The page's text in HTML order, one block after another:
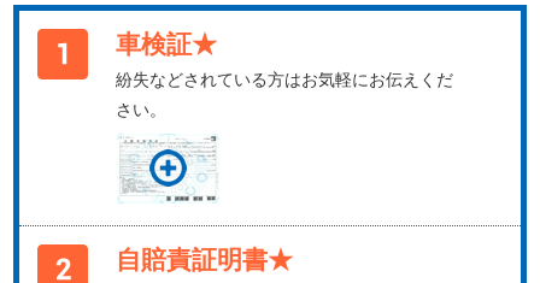
車検証★
紛失などされている方はお気軽にお伝えくだ
さい。
自賠責証明書★